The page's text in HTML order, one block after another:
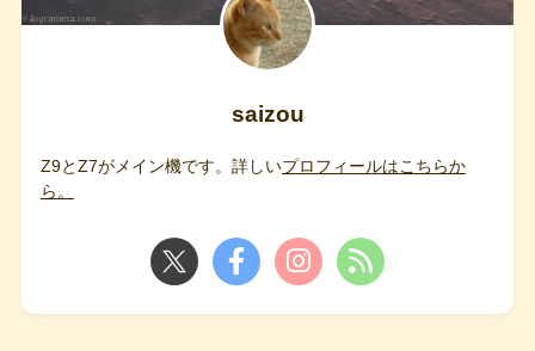
saizou
Z9とZ7がメイン機です。詳しいプロフィールはこちらか
ら。